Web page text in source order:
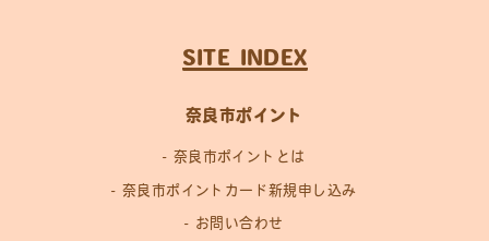
SITE INDEX
奈良市ポイント
奈良市ポイントとは
奈良市ポイントカード新規申し込み
お問い合わせ